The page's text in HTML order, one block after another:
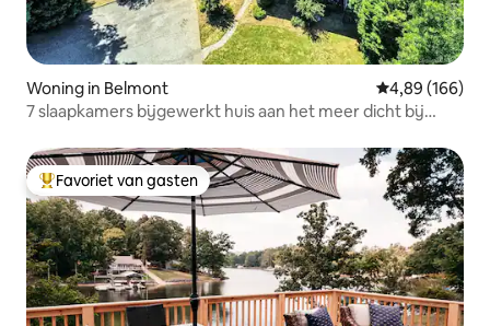
Woning in Belmont Gemiddelde
4,89 (166)
7 slaapkamers bijgewerkt huis aan het meer dicht bij
Topfavoriet van gasten
Favoriet van gasten